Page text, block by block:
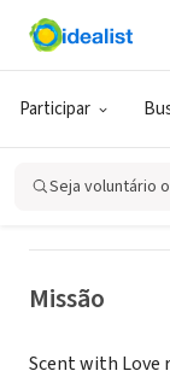
Participar
Seja voluntário
ONG (SETOR
SCENT
Missão
Scent with Love